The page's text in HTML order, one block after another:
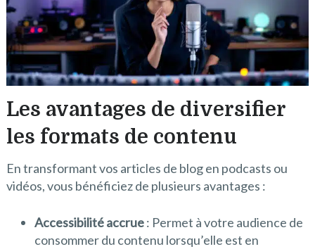
Les avantages de diversifier
les formats de contenu
En transformant vos articles de blog en podcasts ou
vidéos, vous bénéficiez de plusieurs avantages :
Accessibilité accrue: Permet à votre audience de
consommer du contenu lorsqu’elle est en